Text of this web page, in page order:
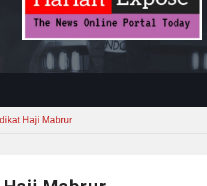
MUI ke
Haji Mabrur